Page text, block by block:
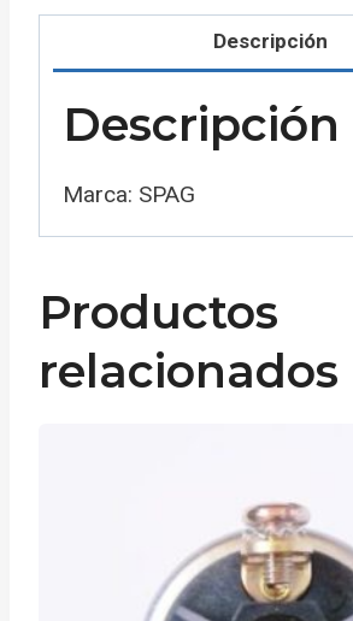
Descripción
Descripción
Marca: SPAG
Productos
relacionados